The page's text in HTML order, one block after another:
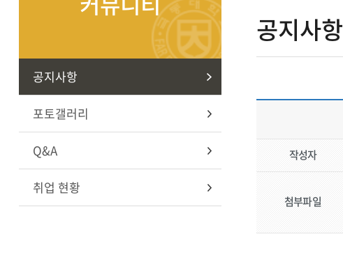
공지사항
포토갤러리
Q&A
취업 현황
공지사항
작성자
첨부파일